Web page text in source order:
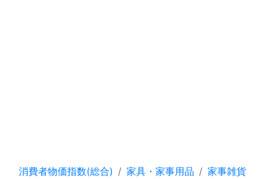
消費者物価指数(総合) 家具・家事用品
家事雑貨